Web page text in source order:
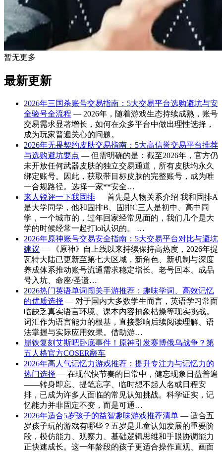
暂无更多
最新更新
2026年三国杀账号交易指南：5大交易平台选购避坑与安
全验号全流程 — 2026年，随着游戏生态持续成熟，账号
交易需求显著增长，如何在众多平台中做出理性选择，
成为玩家普遍关心的问题。
2026年无畏契约皮肤交易指南：5大高信誉交易平台推荐
与选购避坑要点 — 但需明确的是：截至2026年，官方仍
未开放任何武器皮肤的独立交易通道，所有皮肤均永久
绑定账号。因此，获取带目标皮肤的完整账号，成为唯
一合规路径。选择一家**安全…
来人锐评一下我固排 — 首先是人物关系介绍 我和固排A
是大学同学，他和固排B、固排C三人是初中、高中同
学，一个城市的，过年回家经常见面的，我们几个是大
学的时候经常一起打lol认识的。 …
2026年原神账号交易安全指南：5大交易平台对比与避坑
建议 — 《原神》自上线以来持续保持高热度，2026年提
瓦特大陆已更新至第七大区域，新角色、新机制与深度
养成体系推动账号流通需求稳定增长。老号回本、成品
号入坑、命座/圣遗…
2026热门英语单词闯关手游推荐：趣味学词、高效记忆
的优质选择 — 对于国内大多数学生而言，英语学习常面
临缺乏真实语言环境、课本内容抽象枯燥等现实挑战。
词汇作为语言能力的根基，直接影响后续阅读理解、语
法掌握与实际应用效果。借助游…
崩铁复刻艾斯吧卧底事件！原神引发赛博俄乌战争？第
五人格官方COSER翻车
2026年高人气记忆力游戏推荐：提升专注力与记忆力的
热门选择 — 在现代快节奏的日常中，健忘现象日益普遍
——转身即忘、提笔忘字、临时想不起人名或日程安
排，已成为许多人面临的常见认知挑战。科学证实，记
忆能力并非固定不变，而是可通…
2026年适合5岁孩子的益智趣味游戏推荐清单 — 适合五
岁孩子玩的游戏有哪些？五岁是儿童认知发展的重要阶
段，模仿能力、观察力、基础逻辑思维和手眼协调能力
正快速成长。这一年龄段的孩子更适合操作直观、画面